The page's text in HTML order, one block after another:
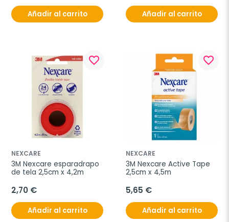
Añadir al carrito Añadir al carrito
favorite_border
NEXCARE
3M Nexcare esparadrapo
de tela 2,5cm x 4,2m
2,70 €
Añadir al carrito
favorite_border
NEXCARE
3M Nexcare Active Tape
2,5cm x 4,5m
5,65 €
Añadir al carrito